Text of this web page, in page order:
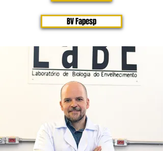
BV Fapesp